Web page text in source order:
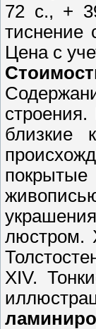
72 с., +
тиснение
Цена с
близкие
люстром.
XIV.